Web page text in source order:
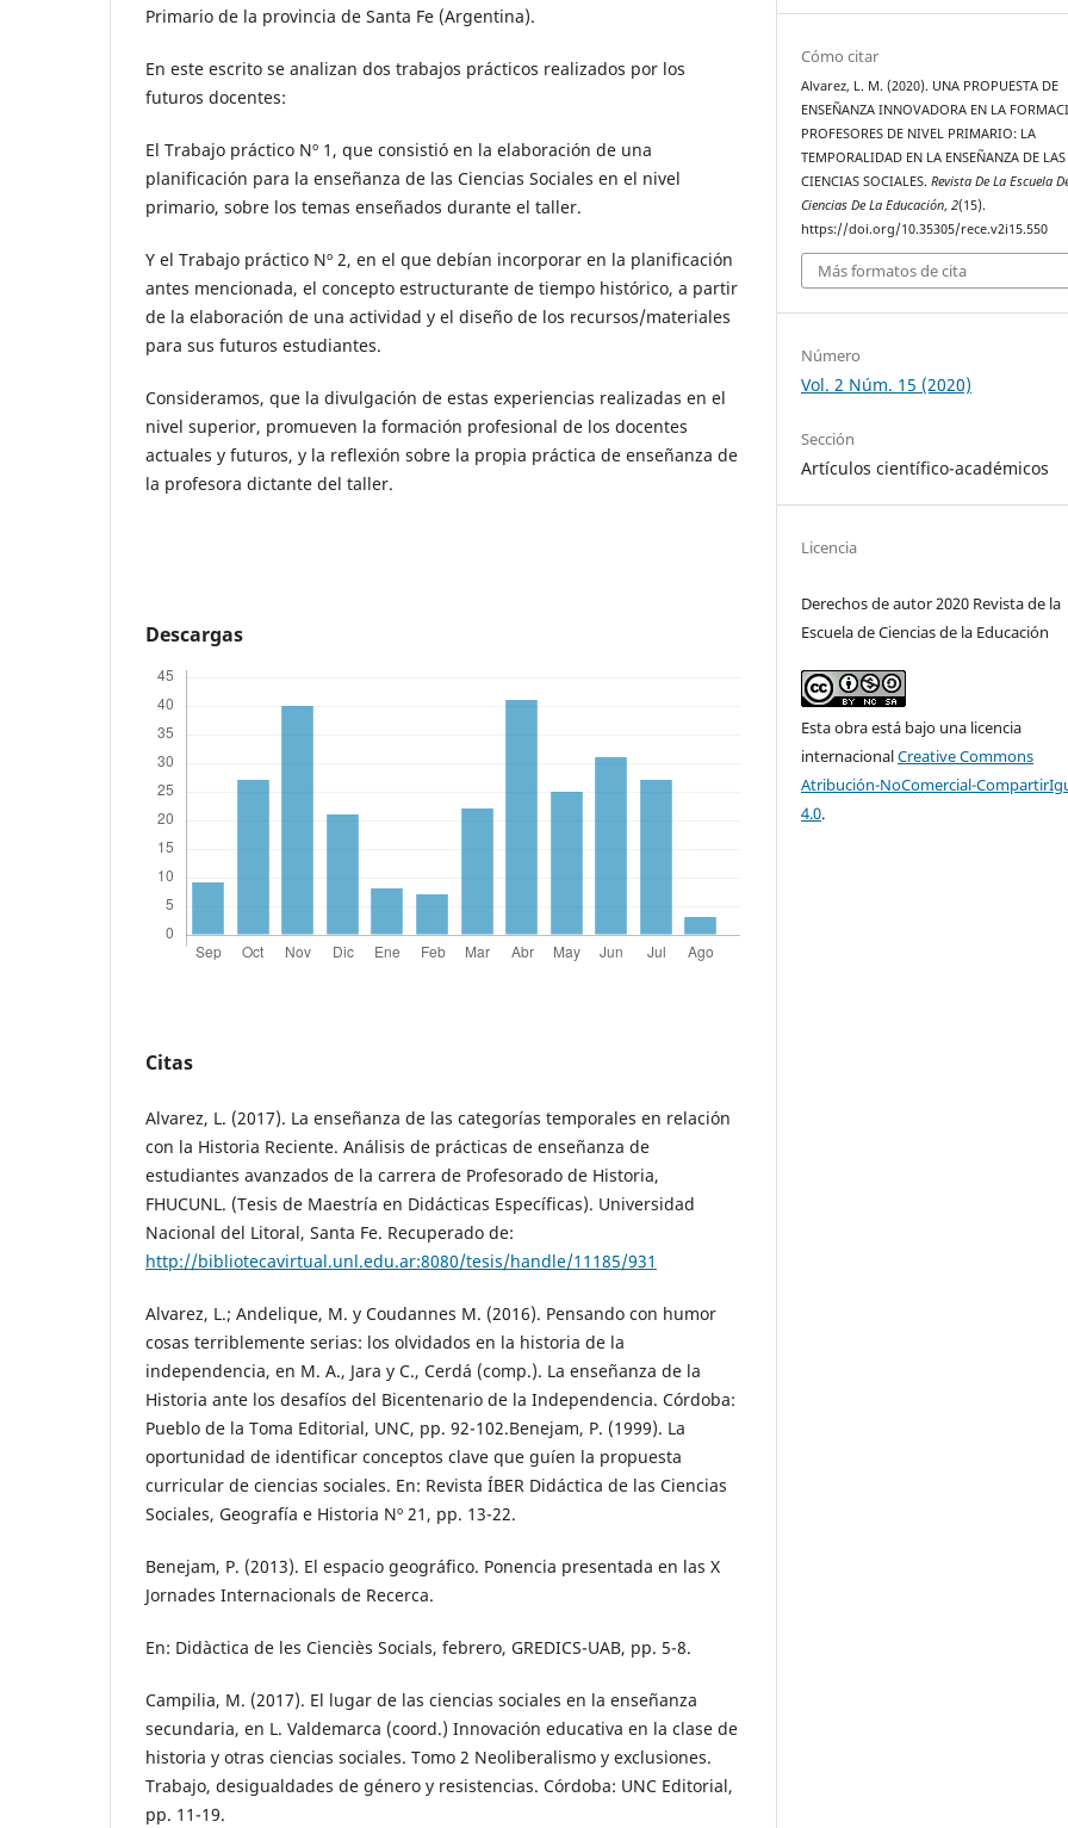
Primario de la provincia de Santa Fe (Argentina).
En este escrito se analizan dos trabajos prácticos realizados por los
futuros docentes:
El Trabajo práctico Nº 1, que consistió en la elaboración de una
planificación para la enseñanza de las Ciencias Sociales en el nivel
primario, sobre los temas enseñados durante el taller.
Y el Trabajo práctico Nº 2, en el que debían incorporar en la planificación
antes mencionada, el concepto estructurante de tiempo histórico, a partir
de la elaboración de una actividad y el diseño de los recursos/materiales
para sus futuros estudiantes.
Consideramos, que la divulgación de estas experiencias realizadas en el
nivel superior, promueven la formación profesional de los docentes
actuales y futuros, y la reflexión sobre la propia práctica de enseñanza de
la profesora dictante del taller.
Descargas
Citas
Alvarez, L. (2017). La enseñanza de las categorías temporales en relación
con la Historia Reciente. Análisis de prácticas de enseñanza de
estudiantes avanzados de la carrera de Profesorado de Historia,
FHUCUNL. (Tesis de Maestría en Didácticas Específicas). Universidad
Nacional del Litoral, Santa Fe. Recuperado de:
http://bibliotecavirtual.unl.edu.ar:8080/tesis/handle/11185/931
Alvarez, L.; Andelique, M. y Coudannes M. (2016). Pensando con humor
cosas terriblemente serias: los olvidados en la historia de la
independencia, en M. A., Jara y C., Cerdá (comp.). La enseñanza de la
Historia ante los desafíos del Bicentenario de la Independencia. Córdoba:
Pueblo de la Toma Editorial, UNC, pp. 92-102.Benejam, P. (1999). La
oportunidad de identificar conceptos clave que guíen la propuesta
curricular de ciencias sociales. En: Revista ÍBER Didáctica de las Ciencias
Sociales, Geografía e Historia Nº 21, pp. 13-22.
Benejam, P. (2013). El espacio geográfico. Ponencia presentada en las X
Jornades Internacionals de Recerca.
En: Didàctica de les Cienciès Socials, febrero, GREDICS-UAB, pp. 5-8.
Campilia, M. (2017). El lugar de las ciencias sociales en la enseñanza
secundaria, en L. Valdemarca (coord.) Innovación educativa en la clase de
historia y otras ciencias sociales. Tomo 2 Neoliberalismo y exclusiones.
Trabajo, desigualdades de género y resistencias. Córdoba: UNC Editorial,
pp. 11-19.
Cómo citar
Alvarez, L. M. (2020). UNA PROPUESTA DE
ENSEÑANZA INNOVADORA EN LA
PROFESORES DE NIVEL PRIMARIO: LA
TEMPORALIDAD EN LA ENSEÑANZA DE LAS
CIENCIAS SOCIALES.Revista De La Escuela
Ciencias De La Educación,2(15).
https://doi.org/10.35305/rece.v2i15.550
Más formatos de cita
Número
Vol. 2 Núm. 15 (2020)
Sección
Artículos científico-académicos
Licencia
Derechos de autor 2020 Revista de la
Escuela de Ciencias de la Educación
Esta obra está bajo una licencia
internacionalCreative Commons
Atribución-NoComercial-
4.0.